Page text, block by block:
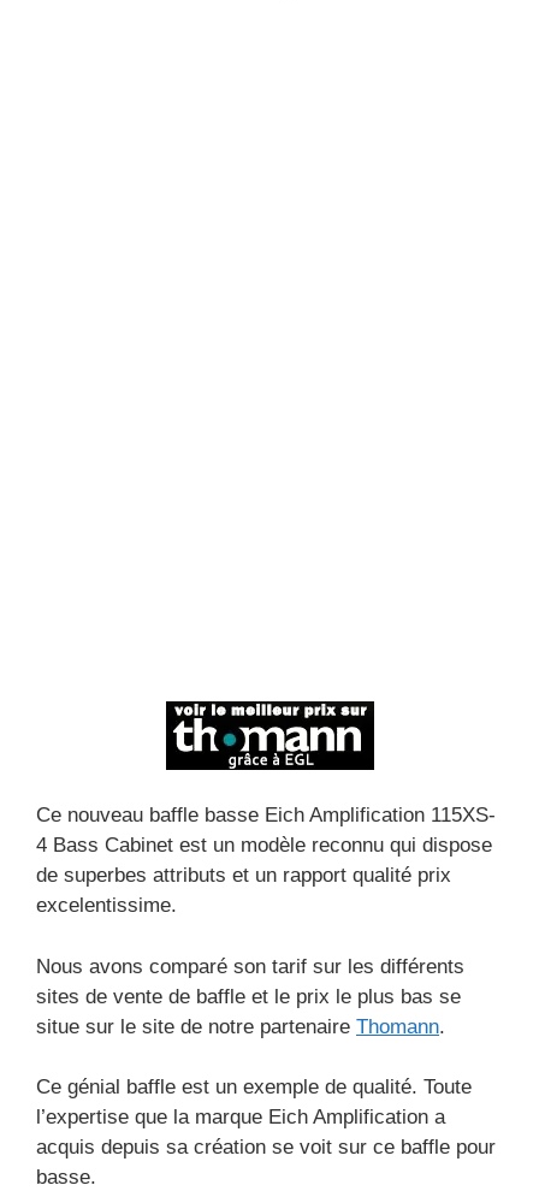
Ce nouveau baffle basse Eich Amplification 115XS-
4 Bass Cabinet est un modèle reconnu qui dispose
de superbes attributs et un rapport qualité prix
excelentissime.
Nous avons comparé son tarif sur les différents
sites de vente de baffle et le prix le plus bas se
situe sur le site de notre partenaire Thomann.
Ce génial baffle est un exemple de qualité. Toute
l’expertise que la marque Eich Amplification a
acquis depuis sa création se voit sur ce baffle pour
basse.